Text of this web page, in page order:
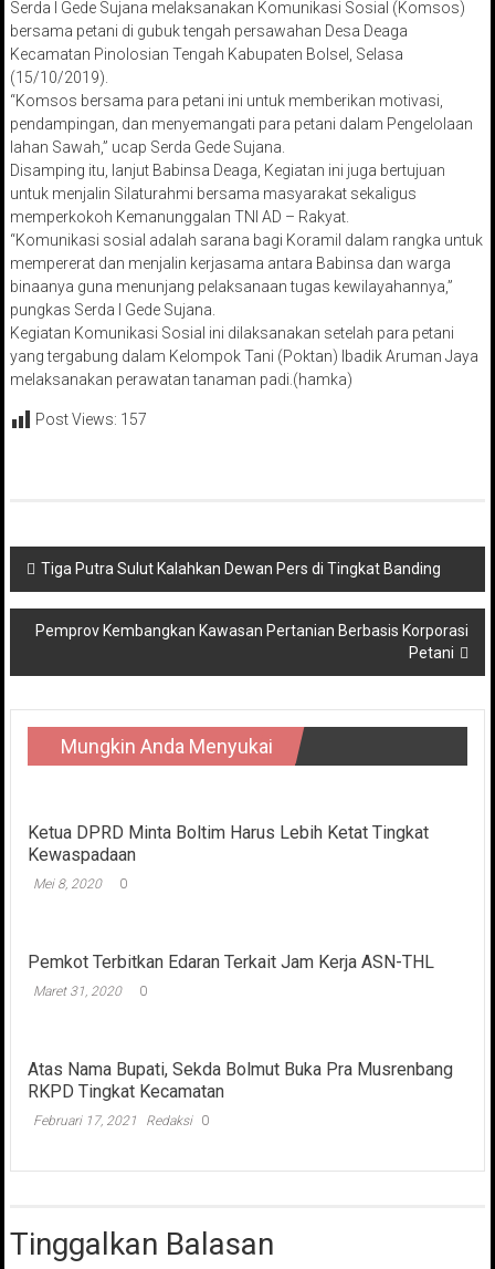
Serda I Gede Sujana melaksanakan Komunikasi Sosial (Komsos)
bersama petani di gubuk tengah persawahan Desa Deaga
Kecamatan Pinolosian Tengah Kabupaten Bolsel, Selasa
(15/10/2019).
“Komsos bersama para petani ini untuk memberikan motivasi,
pendampingan, dan menyemangati para petani dalam Pengelolaan
lahan Sawah,” ucap Serda Gede Sujana.
Disamping itu, lanjut Babinsa Deaga, Kegiatan ini juga bertujuan
untuk menjalin Silaturahmi bersama masyarakat sekaligus
memperkokoh Kemanunggalan TNI AD – Rakyat.
“Komunikasi sosial adalah sarana bagi Koramil dalam rangka untuk
mempererat dan menjalin kerjasama antara Babinsa dan warga
binaanya guna menunjang pelaksanaan tugas kewilayahannya,”
pungkas Serda I Gede Sujana.
Kegiatan Komunikasi Sosial ini dilaksanakan setelah para petani
yang tergabung dalam Kelompok Tani (Poktan) Ibadik Aruman Jaya
melaksanakan perawatan tanaman padi.(hamka)
Post Views: 157
Navigasi
pos
Tiga Putra Sulut Kalahkan Dewan Pers di Tingkat Banding
Pemprov Kembangkan Kawasan Pertanian Berbasis Korporasi
Petani
Mungkin Anda Menyukai
Ketua DPRD Minta Boltim Harus Lebih Ketat Tingkat
Kewaspadaan
Mei 8, 2020 0
Pemkot Terbitkan Edaran Terkait Jam Kerja ASN-THL
Maret 31, 2020 0
Atas Nama Bupati, Sekda Bolmut Buka Pra Musrenbang
RKPD Tingkat Kecamatan
Februari 17, 2021 Redaksi 0
Tinggalkan Balasan